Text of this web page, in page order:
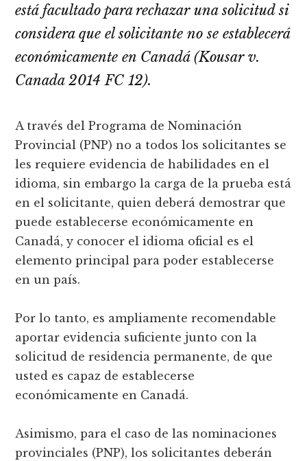
está facultado para rechazar una solicitud si
considera que el solicitante no se establecerá
económicamente en Canadá (Kousar v.
Canada 2014 FC 12).
A través del Programa de Nominación
Provincial (PNP) no a todos los solicitantes se
les requiere evidencia de habilidades en el
idioma, sin embargo la carga de la prueba está
en el solicitante, quien deberá demostrar que
puede establecerse económicamente en
Canadá, y conocer el idioma oficial es el
elemento principal para poder establecerse
en un país.
Por lo tanto, es ampliamente recomendable
aportar evidencia suficiente junto con la
solicitud de residencia permanente, de que
usted es capaz de establecerse
económicamente en Canadá.
Asimismo, para el caso de las nominaciones
provinciales (PNP), los solicitantes deberán